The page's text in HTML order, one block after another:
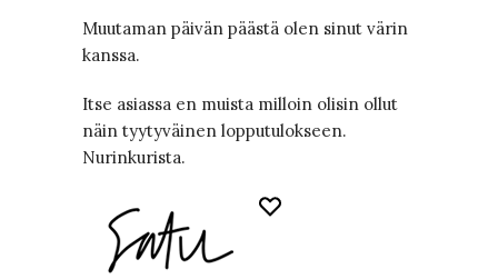
Muutaman päivän päästä olen sinut värin
kanssa.
Itse asiassa en muista milloin olisin ollut
näin tyytyväinen lopputulokseen.
Nurinkurista.